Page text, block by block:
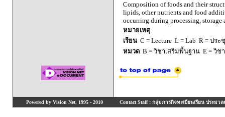
Composition of foods and their
lipids, other nutrients and food
occurring during processing,
หมายเหตุ
เรียน C = Lecture L = Lab R = ประ
หมวด B = วิชาเสริมพื้นฐาน E = วิช
Powered by Vision Net, 1995 - 2010 Contact Staff : กลุ่มภารกิจทะเบียนเรียน ประมวล